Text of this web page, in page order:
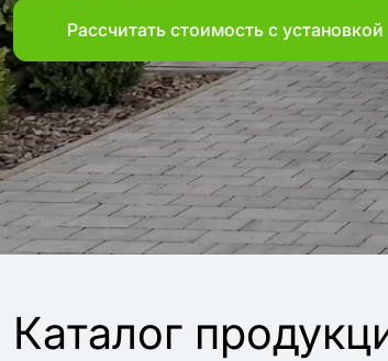
Рассчитать стоимость с установкой
Каталог